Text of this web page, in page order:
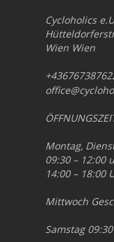
Cycloholics
Wien Wien
Montag,
09:30 – 12:00
14:00 – 18:00
Mittwoch
Samstag